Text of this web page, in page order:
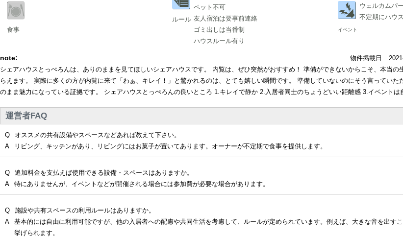
食事
ルール
ペット不可
友人宿泊は要事前連絡
ゴミ出しは当番制
ハウスルール有り
イベント
ウェルカムパ
不定期にハウ
note: 物件掲載日
シェアハウスとっぺろんは、ありのままを見てほしいシェアハウスです。 内覧は、ぜひ突然がおすすめ！ 準備ができないからこそ、本当の
らえます。 実際に多くの方が内覧に来て「わぁ、キレイ！」と驚かれるのは、とても嬉しい瞬間です。 準備していないのにそう言っていた
のまま魅力になっている証拠です。 シェアハウスとっぺろんの良いところ 1.キレイで静か 2.入居者同士のちょうどいい距離感 3.イベントは
運営者FAQ
Q
オススメの共有設備やスペースなどあれば教えて下さい。
A
リビング、キッチンがあり、リビングにはお菓子が置いてあります。オーナーが不定期で食事を提供します。
Q
追加料金を支払えば使用できる設備・スペースはありますか。
A
特にありませんが、イベントなどが開催される場合には参加費が必要な場合があります。
Q
施設や共有スペースの利用ルールはありますか。
A
基本的には自由に利用可能ですが、他の入居者への配慮や共同生活を考慮して、ルールが定められています。例えば、大きな音を出す
挙げられます。